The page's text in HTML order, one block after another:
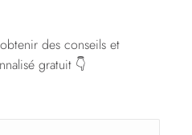
des conseils et
gratuit 👇